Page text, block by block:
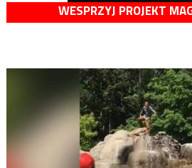
WESPRZYJ PROJEKT